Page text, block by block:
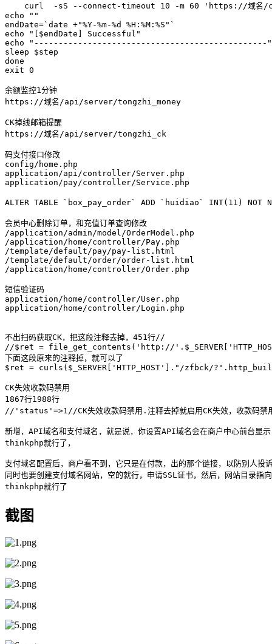
curl  -sS --connect-timeout 10 -m 60 'https://域名/
echo ""
endDate=`date +"%Y-%m-%d %H:%M:%S"`
echo "[$endDate] Successful"
echo
sleep $step
done
exit 0
余额监控1分钟
https://域名/api/server/tongzhi_money
CK掉线邮箱提醒
https://域名/api/server/tongzhi_ck
码支付接口修改
config/home.php
application/api/controller/Server.php
application/pay/controller/Service.php
ALTER TABLE `box_pay_order` ADD `huidiao` INT(11) NOT
会员中心删除订单，和充值订单查询修改
/application/admin/model/OrderModel.php
/application/home/controller/Pay.php
/template/default/pay/pay-list.html
/template/default/order/order-list.html
/application/home/controller/Order.php
短信验证码
application/home/controller/User.php
application/home/controller/Login.php
不出扫码获取CK，把这段注释去掉，451行//
//$ret = file_get_contents('http://
下面这段原来的注释掉，就可以了
$ret = curls($_SERVER['HTTP_HOST']."/zfbck/
CK失效收款码禁用
1867行1988行
//'status'=>1//CK失效收款码禁用.注释去掉就启用CK失效，收款码禁
新增，API域名和支付域名，就是说，你设置API域名会在商户中心前台显
thinkphp就行了，
支付域名配置后，商户看不到，它只是在付款，出的那个链接，以防别人
同时也要创建支付域名网站，空的就行，申请SSL证书，然后，网站目录指
thinkphp就行了
截图